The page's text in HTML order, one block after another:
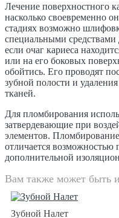
Лечение поверхностного
насколько своевременно
стадиях возможно
специальными
если очаг кариеса
или на его боковых
обойтись. Его проводят
зубной полости и
тканей.
Для пломбирования
затвердевающие при
элементов.
отличается возможностью
дополнительной
Вам также может быть
Зубной Налет